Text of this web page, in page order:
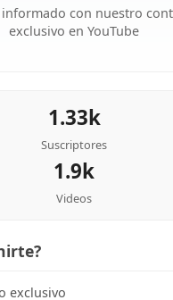
con nuestro
exclusivo en YouTube
1.33k
Suscriptores
1.9k
Videos
exclusivo